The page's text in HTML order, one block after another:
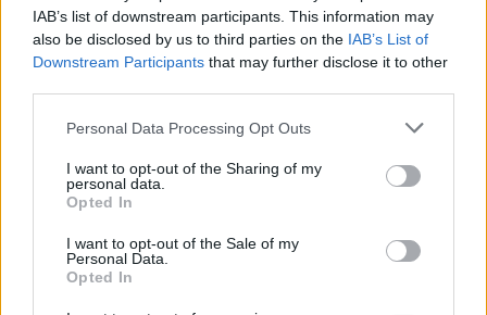
IAB’s list of downstream participants. This information may
also be disclosed by us to third parties on the IAB’s List of
Downstream Participants that may further disclose it to other
Personal Data Processing Opt Outs
I want to opt-out of the Sharing of my
personal data.
Opted In
I want to opt-out of the Sale of my
Personal Data.
Opted In
Όταν πανηγυρίζουν οι Αμερικάνοι , οι Γερμανοί
, το ΝΑΤΟ , ο ΟΗΕ και οι δορυφόροι τους , ΕΜΕΙΣ
, οι Έλληνες δεν έχουμε παρά να θρηνούμε ,
αλλά –συγχρόνως – να οπλιζόμαστε με δύναμη ,
ατσάλινη θέληση και αποφασιστικότητα , για να
γίνουμε αφεντικά στο σπίτι μας , να σταθούμε
Λαϊκής Κυριαρχίας και να πούμε το μεγάλο ΟΧΙ ,
όπως τόσες φορές αυτός ο Λαός , αυτή η χώρα